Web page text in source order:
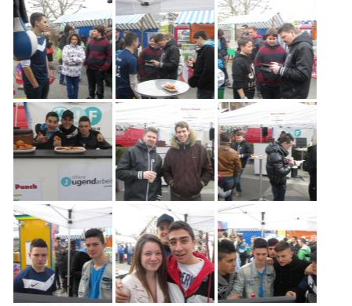
Jobs
Freiwilligenarbeit
News
Newsletter